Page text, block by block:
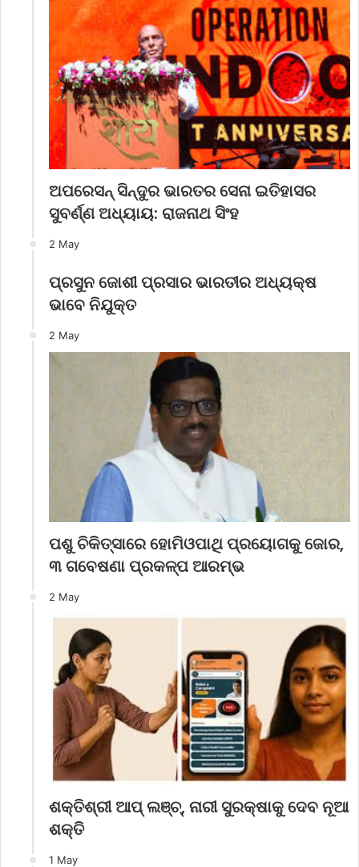
ଅପରେସନ୍ ସିନ୍ଦୁର ଭାରତର ସେନା ଇତିହାସର
ସୁବର୍ଣ୍ଣ ଅଧ୍ୟାୟ: ରାଜନାଥ ସିଂହ
2 May
ପ୍ରସୁନ ଜୋଶୀ ପ୍ରସାର ଭାରତୀର ଅଧ୍ୟକ୍ଷ
ଭାବେ ନିଯୁକ୍ତ
2 May
ପଶୁ ଚିକିତ୍ସାରେ ହୋମିଓପାଥି ପ୍ରୟୋଗକୁ ଜୋର,
୩ ଗବେଷଣା ପ୍ରକଳ୍ପ ଆରମ୍ଭ
2 May
ଶକ୍ତିଶ୍ରୀ ଆପ୍ ଲଞ୍ଚ୍, ନାରୀ ସୁରକ୍ଷାକୁ ଦେବ ନୂଆ
ଶକ୍ତି
1 May